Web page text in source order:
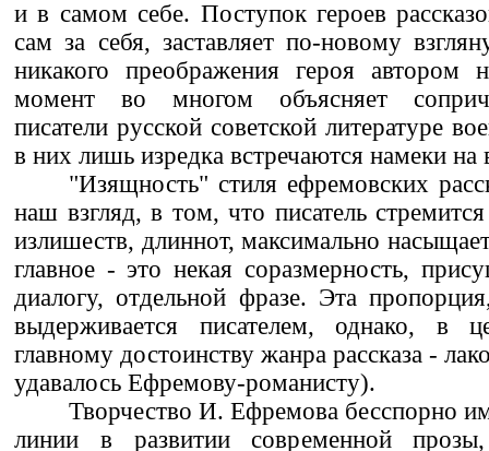
и в самом себе. Поступок героев
сам за себя, заставляет по-новому
никакого преображения героя автором
момент во многом объясняет
писатели русской советской литературе
в них лишь изредка встречаются намеки на
"Изящность" стиля ефремовских
наш взгляд, в том, что писатель
излишеств, длиннот, максимально
главное - это некая соразмерность,
диалогу, отдельной фразе. Эта
выдерживается писателем, однако, в
главному достоинству жанра рассказа -
удавалось Ефремову-романисту).
Творчество И. Ефремова бесспорно
линии в развитии современной